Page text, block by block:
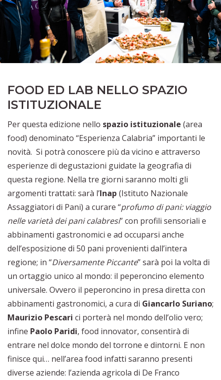
FOOD ED LAB NELLO SPAZIO
ISTITUZIONALE
Per questa edizione nello spazio istituzionale (area
food) denominato “Esperienza Calabria” importanti le
novità. Si potrà conoscere più da vicino e attraverso
esperienze di degustazioni guidate la geografia di
questa regione. Nella tre giorni saranno molti gli
argomenti trattati: sarà l’Inap (Istituto Nazionale
Assaggiatori di Pani) a curare “profumo di pani: viaggio
nelle varietà dei pani calabresi” con profili sensoriali e
abbinamenti gastronomici e ad occuparsi anche
dell’esposizione di 50 pani provenienti dall’intera
regione; in “Diversamente Piccante” sarà poi la volta di
un ortaggio unico al mondo: il peperoncino elemento
universale. Ovvero il peperoncino in presa diretta con
abbinamenti gastronomici, a cura di Giancarlo Suriano;
Maurizio Pescari ci porterà nel mondo dell’olio vero;
infine Paolo Paridi, food innovator, consentirà di
entrare nel dolce mondo del torrone e dintorni. E non
finisce qui… nell’area food infatti saranno presenti
diverse aziende: l’azienda agricola di De Franco